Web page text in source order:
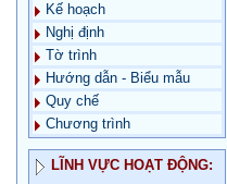
Kế hoạch
Nghị định
Tờ trình
Hướng dẫn - Biểu mẫu
Quy chế
Chương trình
LĨNH VỰC HOẠT ĐỘNG: